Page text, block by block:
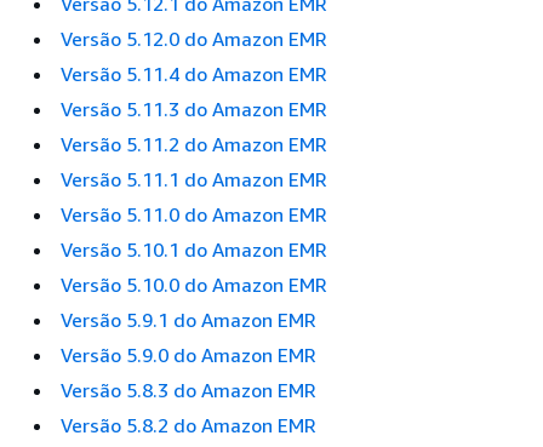
Versão 5.12.0 do Amazon EMR
Versão 5.11.4 do Amazon EMR
Versão 5.11.3 do Amazon EMR
Versão 5.11.2 do Amazon EMR
Versão 5.11.1 do Amazon EMR
Versão 5.11.0 do Amazon EMR
Versão 5.10.1 do Amazon EMR
Versão 5.10.0 do Amazon EMR
Versão 5.9.1 do Amazon EMR
Versão 5.9.0 do Amazon EMR
Versão 5.8.3 do Amazon EMR
Versão 5.8.2 do Amazon EMR